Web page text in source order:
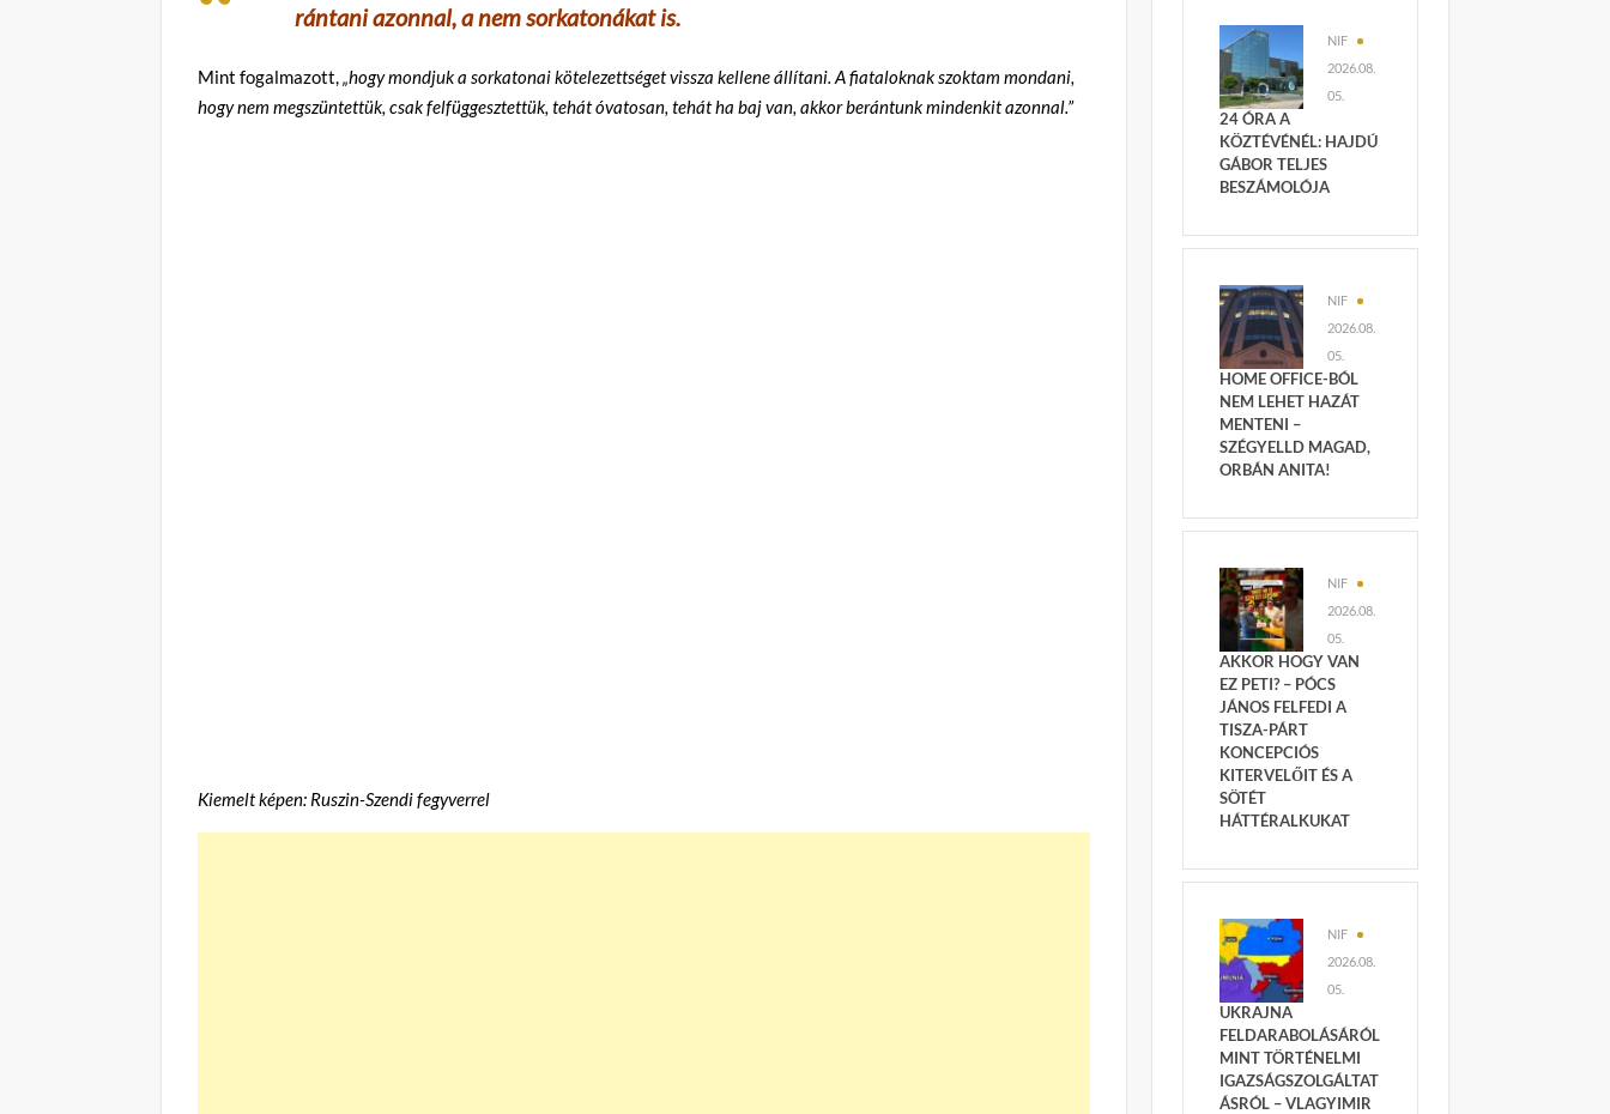
rántani azonnal, a nem sorkatonákat is.
Mint fogalmazott,„hogy mondjuk a sorkatonai kötelezettséget vissza kellene állítani. A fiataloknak szoktam mondani,
hogy nem megszüntettük, csak felfüggesztettük, tehát óvatosan, tehát ha baj van, akkor berántunk mindenkit azonnal.”
Kiemelt képen: Ruszin-Szendi fegyverrel
NIF
2026.08.
05.
24 ÓRA A
KÖZTÉVÉNÉL: HAJDÚ
GÁBOR TELJES
BESZÁMOLÓJA
NIF
2026.08.
05.
HOME OFFICE-BÓL
NEM LEHET HAZÁT
MENTENI –
SZÉGYELLD MAGAD,
ORBÁN ANITA!
NIF
2026.08.
05.
AKKOR HOGY VAN
EZ PETI? – PÓCS
JÁNOS FELFEDI A
TISZA-PÁRT
KONCEPCIÓS
KITERVELŐIT ÉS A
SÖTÉT
HÁTTÉRALKUKAT
NIF
2026.08.
05.
UKRAJNA
FELDARABOLÁSÁRÓL
MINT TÖRTÉNELMI
IGAZSÁGSZOLGÁLTAT
ÁSRÓL – VLAGYIMIR